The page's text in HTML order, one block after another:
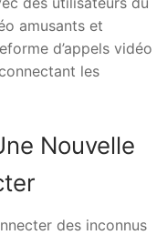
amusants et
d’appels vidéo
les
Nouvelle
des inconnus